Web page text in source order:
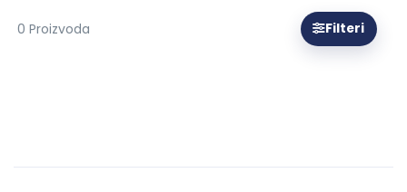
0 Proizvoda Filteri